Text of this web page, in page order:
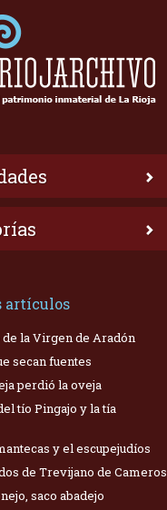
artículos
la Virgen de Aradón
secan fuentes
perdió la oveja
tío Pingajo y la tía
y el escupejudíos
de Trevijano de Cameros
saco abadejo